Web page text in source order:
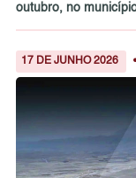
outubro, no
17 DE JUNHO 2026